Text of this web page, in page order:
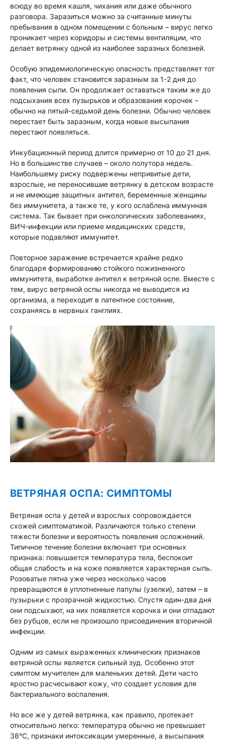
всюду во время кашля, чихания или даже обычного
разговора. Заразиться можно за считанные минуты
пребывания в одном помещении с больным – вирус легко
проникает через коридоры и системы вентиляции, что
делает ветрянку одной из наиболее заразных болезней.
Особую эпидемиологическую опасность представляет тот
факт, что человек становится заразным за 1-2 дня до
появления сыпи. Он продолжает оставаться таким же до
подсыхания всех пузырьков и образования корочек –
обычно на пятый-седьмой день болезни. Обычно человек
перестает быть заразным, когда новые высыпания
перестают появляться.
Инкубационный период длится примерно от 10 до 21 дня.
Но в большинстве случаев – около полутора недель.
Наибольшему риску подвержены непривитые дети,
взрослые, не переносившие ветрянку в детском возрасте
и не имеющие защитных антител, беременные женщины
без иммунитета, а также те, у кого ослаблена иммунная
система. Так бывает при онкологических заболеваниях,
ВИЧ-инфекции или приеме медицинских средств,
которые подавляют иммунитет.
Повторное заражение встречается крайне редко
благодаря формированию стойкого пожизненного
иммунитета, выработке антител к ветряной оспе. Вместе с
тем, вирус ветряной оспы никогда не выводится из
организма, а переходит в латентное состояние,
сохраняясь в нервных ганглиях.
ВЕТРЯНАЯ ОСПА: СИМПТОМЫ
Ветряная оспа у детей и взрослых сопровождается
схожей симптоматикой. Различаются только степени
тяжести болезни и вероятность появления осложнений.
Типичное течение болезни включает три основных
признака: повышается температура тела, беспокоит
общая слабость и на коже появляется характерная сыпь.
Розоватые пятна уже через несколько часов
превращаются в уплотненные папулы (узелки), затем – в
пузырьки с прозрачной жидкостью. Спустя один-два дня
они подсыхают, на них появляется корочка и они отпадают
без рубцов, если не произошло присоединения вторичной
инфекции.
Одним из самых выраженных клинических признаков
ветряной оспы является сильный зуд. Особенно этот
симптом мучителен для маленьких детей. Дети часто
яростно расчесывают кожу, что создает условия для
бактериального воспаления.
Но все же у детей ветрянка, как правило, протекает
относительно легко: температура обычно не превышает
38°C, признаки интоксикации умеренные, а высыпания